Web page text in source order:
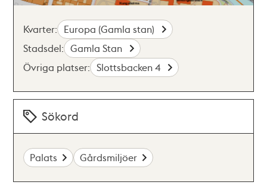
Kvarter: Europa (Gamla stan)
Stadsdel: Gamla Stan
Övriga platser: Slottsbacken 4
Sökord
Palats Gårdsmiljöer